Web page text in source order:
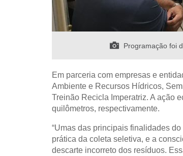
Programação foi
Em parceria com empresas e
Ambiente e Recursos Hídricos,
Treinão Recicla Imperatriz. A ação
quilômetros, respectivamente.
“Umas das principais finalidades
prática da coleta seletiva, e a
descarte incorreto dos resíduos.